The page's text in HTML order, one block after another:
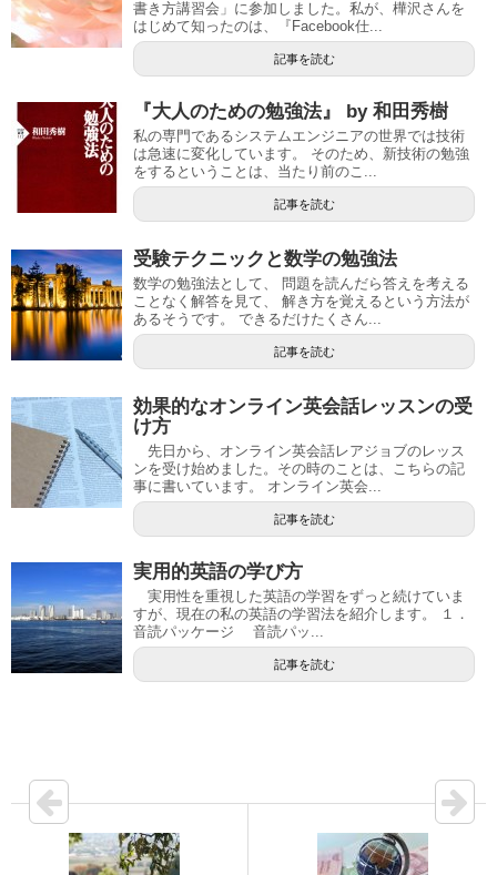
書き方講習会」に参加しました。私が、樺沢さんを
はじめて知ったのは、『Facebook仕...
記事を読む
『大人のための勉強法』 by 和田秀樹
私の専門であるシステムエンジニアの世界では技術
は急速に変化しています。 そのため、新技術の勉強
をするということは、当たり前のこ...
記事を読む
受験テクニックと数学の勉強法
数学の勉強法として、 問題を読んだら答えを考える
ことなく解答を見て、 解き方を覚えるという方法が
あるそうです。 できるだけたくさん...
記事を読む
効果的なオンライン英会話レッスンの受
け方
先日から、オンライン英会話レアジョブのレッス
ンを受け始めました。その時のことは、こちらの記
事に書いています。 オンライン英会...
記事を読む
実用的英語の学び方
実用性を重視した英語の学習をずっと続けていま
すが、現在の私の英語の学習法を紹介します。 １．
音読パッケージ 音読パッ...
記事を読む